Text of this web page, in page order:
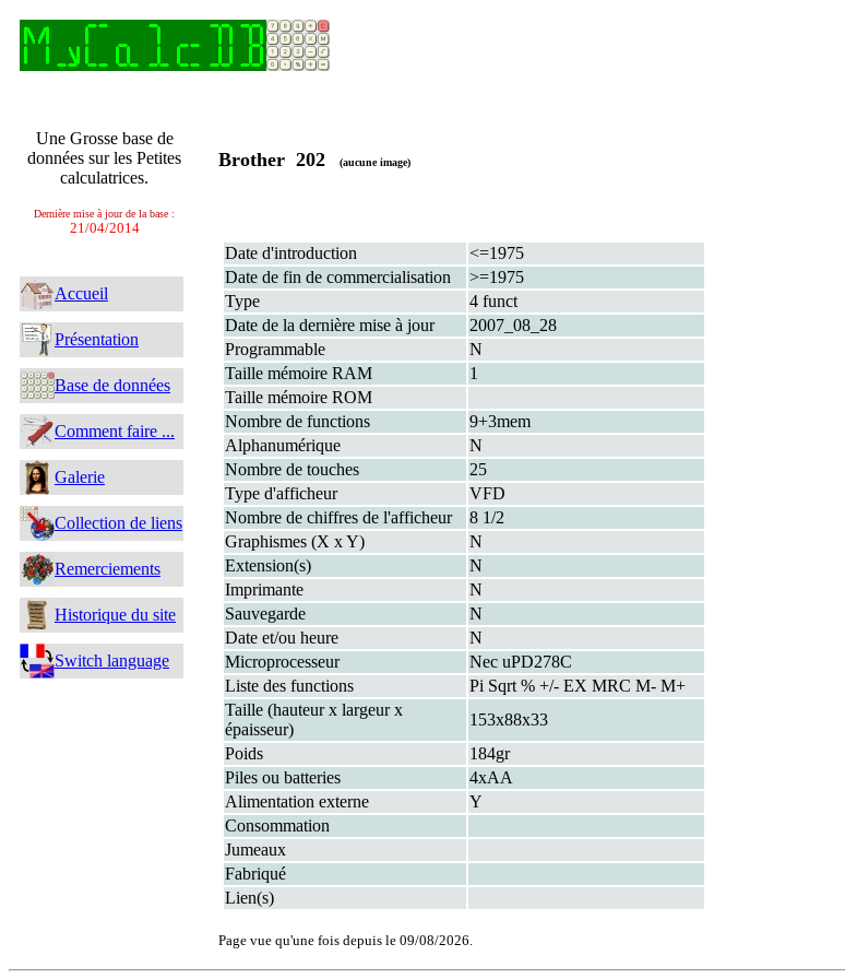
Une Grosse base de
données sur les Petites
calculatrices.
Dernière mise à jour de la base :
21/04/2014
Accueil
Présentation
Base de données
Comment faire ...
Galerie
Collection de liens
Remerciements
Historique du site
Switch language
Brother 202 (aucune image)
Date d'introduction
<=1975
Date de fin de commercialisation
>=1975
Type
4 funct
Date de la dernière mise à jour
2007_08_28
Programmable
N
Taille mémoire RAM
1
Taille mémoire ROM
Nombre de functions
9+3mem
Alphanumérique
N
Nombre de touches
25
Type d'afficheur
VFD
Nombre de chiffres de l'afficheur
8 1/2
Graphismes (X x Y)
N
Extension(s)
N
Imprimante
N
Sauvegarde
N
Date et/ou heure
N
Microprocesseur
Nec uPD278C
Liste des functions
Pi Sqrt % +/- EX MRC M- M+
Taille (hauteur x largeur x
épaisseur)
153x88x33
Poids
184gr
Piles ou batteries
4xAA
Alimentation externe
Y
Consommation
Jumeaux
Fabriqué
Lien(s)
Page vue qu'une fois depuis le 09/08/2026.